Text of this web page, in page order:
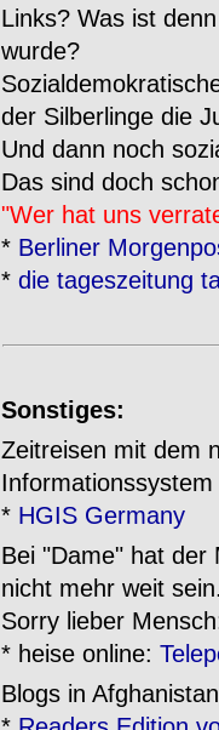
Links? Was ist
wurde?
der Silberlinge die
Und dann noch
Das sind doch
"Wer hat uns
* Berliner
* die tageszeitung
Sonstiges:
Zeitreisen mit dem
* HGIS Germany
Bei "Dame" hat der
nicht mehr weit
Sorry lieber
* heise online:
Blogs in